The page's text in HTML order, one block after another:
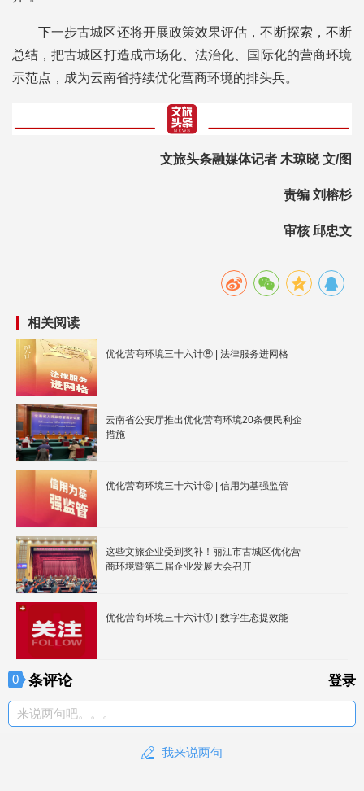
下一步古城区还将开展政策效果评估，不断探索，不断
总结，把古城区打造成市场化、法治化、国际化的营商环境
示范点，成为云南省持续优化营商环境的排头兵。
文旅头条融媒体记者 木琼晓 文/图
责编 刘榕杉
审核 邱忠文
相关阅读
优化营商环境三十六计⑧ | 法律服务进网格
云南省公安厅推出优化营商环境20条便民利企
措施
优化营商环境三十六计⑥ | 信用为基强监管
这些文旅企业受到奖补！丽江市古城区优化营
商环境暨第二届企业发展大会召开
优化营商环境三十六计① | 数字生态提效能
0 条评论 登录
来说两句吧。。。
我来说两句